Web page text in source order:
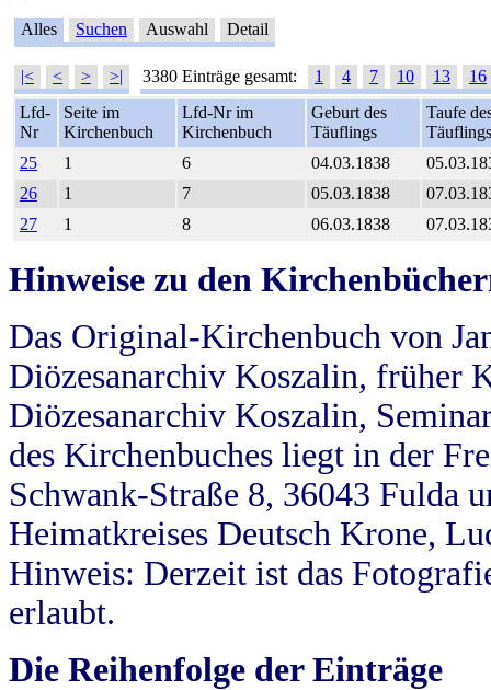
Alles Suchen Auswahl Detail
|< < > >| 3380 Einträge gesamt: 1 4 7 10 13
16
Lfd-
Nr
Seite im
Kirchenbuch
Lfd-Nr im
Kirchenbuch
Geburt des
Täuflings
Taufe
Täuflings
25
1 6 04.03.1838
26
1 7 05.03.1838
27
1 8 06.03.1838
Hinweise zu den
Das Original-Kirchenbuch von
Diözesanarchiv Koszalin, früher
Diözesanarchiv Koszalin,
des Kirchenbuches liegt in der
Schwank-Straße 8, 36043 Fulda
Heimatkreises Deutsch Krone,
Hinweis: Derzeit ist das
erlaubt.
Die Reihenfolge der Einträge